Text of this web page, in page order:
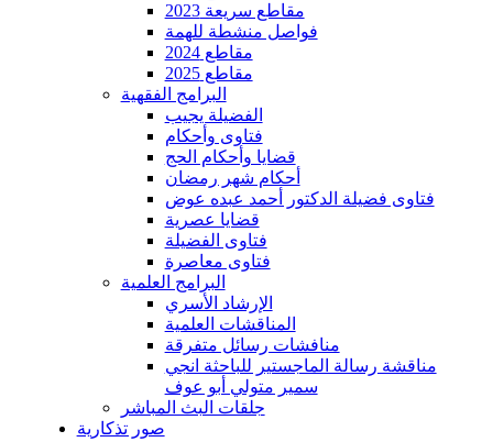
مقاطع سريعة 2023
فواصل منشطة للهمة
مقاطع 2024
مقاطع 2025
البرامج الفقهية
الفضيلة يجيب
فتاوى وأحكام
قضايا وأحكام الحج
أحكام شهر رمضان
فتاوى فضيلة الدكتور أحمد عبده عوض
قضايا عصرية
فتاوى الفضيلة
فتاوى معاصرة
البرامج العلمية
الإرشاد الأسري
المناقشات العلمية
منافشات رسائل متفرقة
مناقشة رسالة الماجستير للباحثة انجي
سمير متولي أبو عوف
جلقات البث المباشر
صور تذكارية